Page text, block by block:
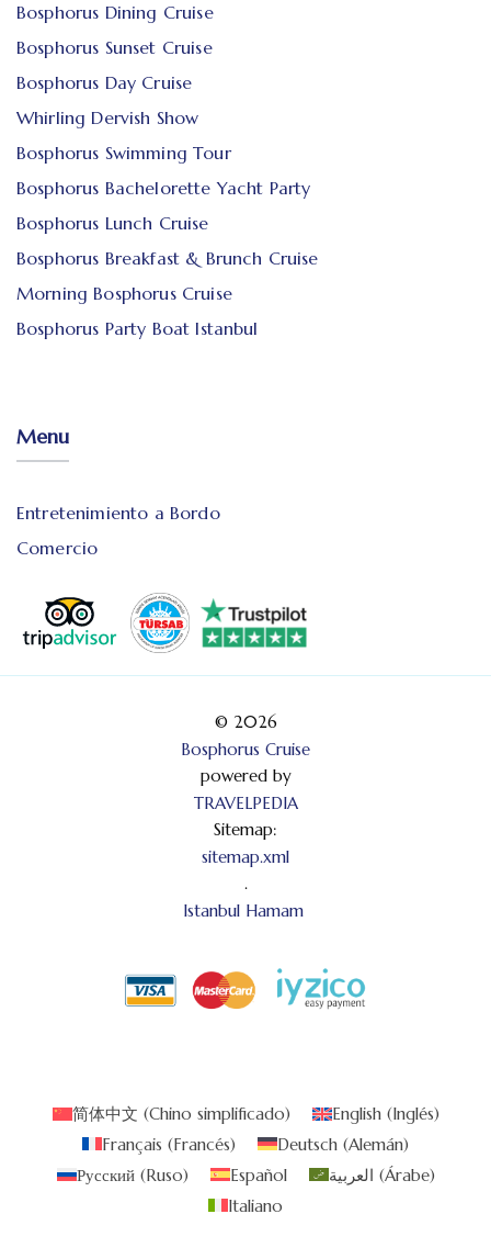
Bosphorus Dining Cruise
Bosphorus Sunset Cruise
Bosphorus Day Cruise
Whirling Dervish Show
Bosphorus Swimming Tour
Bosphorus Bachelorette Yacht Party
Bosphorus Lunch Cruise
Bosphorus Breakfast & Brunch Cruise
Morning Bosphorus Cruise
Bosphorus Party Boat Istanbul
Menu
Entretenimiento a Bordo
Comercio
© 2026
Bosphorus Cruise
powered by
TRAVELPEDIA
Sitemap:
sitemap.xml
.
Istanbul Hamam
简体中文 (Chino simplificado) English(Inglés)
Français (Francés) Deutsch (Alemán)
Русский(Ruso) Español العربية (Árabe)
Italiano